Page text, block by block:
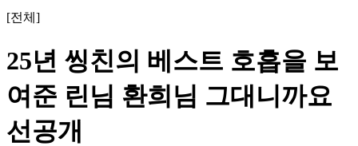
[전체 ]
25년 씽친의 베스트 호흡을 보
여준 린님 환희님 그대니까요
선공개